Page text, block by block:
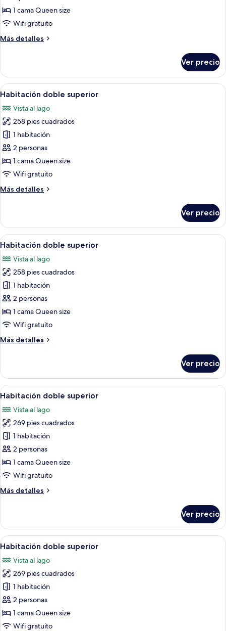
doble
superior
1 cama Queen size
Wifi gratuito
Más detalles
Más
doble
superior
Ver precio
Abrir
todas
las
fotos
de
Habitación
doble
superior
Una cama bien hecha con cabecera
8
Habitación doble superior
Vista al lago
258 pies cuadrados
1 habitación
2 personas
1 cama Queen size
Wifi gratuito
Más detalles
Más
doble
superior
Ver precio
Abrir
todas
las
fotos
de
Habitación
doble
superior
Una cama bien hecha con un
9
Habitación doble superior
Vista al lago
258 pies cuadrados
1 habitación
2 personas
1 cama Queen size
Wifi gratuito
Más detalles
Más
doble
superior
Ver precio
Abrir
todas
las
fotos
de
Habitación
doble
superior
Una cama impecable con sábanas
6
Habitación doble superior
Vista al lago
269 pies cuadrados
1 habitación
2 personas
1 cama Queen size
Wifi gratuito
Más detalles
Más
doble
superior
Ver precio
Abrir
todas
las
fotos
de
Habitación
doble
superior
Baño con dos lavamanos,
8
Habitación doble superior
Vista al lago
269 pies cuadrados
1 habitación
2 personas
1 cama Queen size
Wifi gratuito